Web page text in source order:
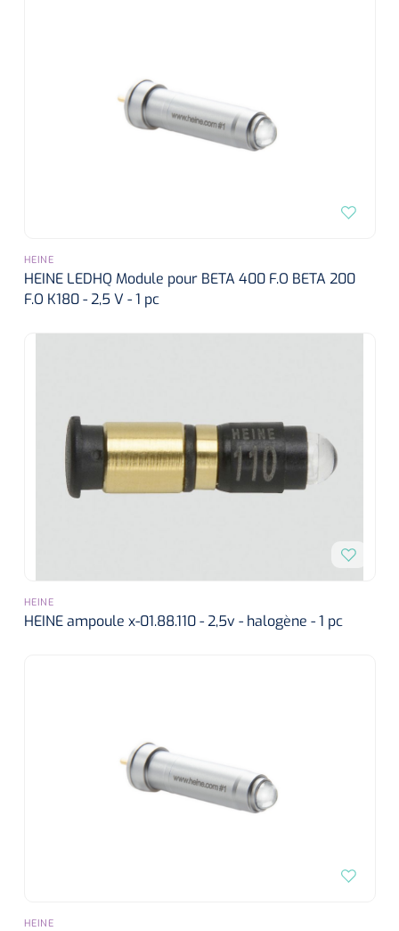
HEINE
HEINE LEDHQ Module pour BETA 400 F.O BETA 200
F.O K180 - 2,5 V - 1 pc
HEINE
HEINE ampoule x-01.88.110 - 2,5v - halogène - 1 pc
HEINE